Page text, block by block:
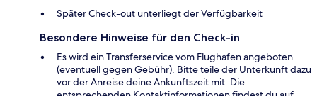
Später Check-out unterliegt der Verfügbarkeit
Besondere Hinweise für den Check-in
Es wird ein Transferservice vom Flughafen angeboten
(eventuell gegen Gebühr). Bitte teile der Unterkunft dazu
vor der Anreise deine Ankunftszeit mit. Die